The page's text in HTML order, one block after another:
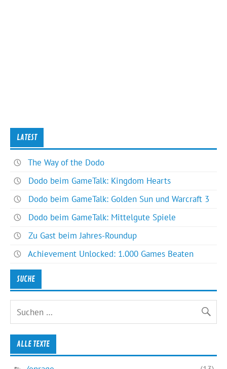
LATEST
The Way of the Dodo
Dodo beim GameTalk: Kingdom Hearts
Dodo beim GameTalk: Golden Sun und Warcraft 3
Dodo beim GameTalk: Mittelgute Spiele
Zu Gast beim Jahres-Roundup
Achievement Unlocked: 1.000 Games Beaten
SUCHE
ALLE TEXTE